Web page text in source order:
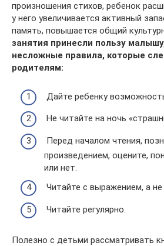
произношения стихов, ребенок
у него увеличивается активный
память, повышается общий
занятия принесли пользу
несложные правила, которые
родителям:
Дайте ребенку
Не читайте на ночь
Перед началом чтения,
произведением, оцените,
или нет.
Читайте с выражением, а не
Читайте регулярно.
Полезно с детьми рассматривать